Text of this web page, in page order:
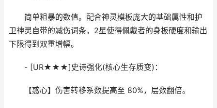
简单粗暴的数值。配合神灵模板庞大的基础属性和护
卫神灵自带的减伤词条，2星使得佩戴者的身板硬度和输出
下限得到双重增幅。
- [UR★★★]史诗强化(核心生存质变)：
【惑心】伤害转移系数提高至 80%，层数翻倍。